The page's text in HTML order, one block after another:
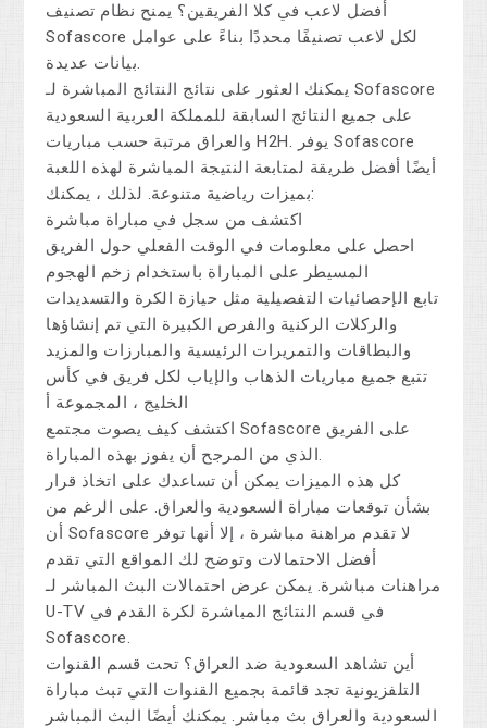
أفضل لاعب في كلا الفريقين؟ يمنح نظام تصنيف
Sofascore لكل لاعب تصنيفًا محددًا بناءً على عوامل
بيانات عديدة.
يمكنك العثور على نتائج النتائج المباشرة لـ Sofascore
على جميع النتائج السابقة للمملكة العربية السعودية
والعراق مرتبة حسب مباريات H2H. يوفر Sofascore
أيضًا أفضل طريقة لمتابعة النتيجة المباشرة لهذه اللعبة
بميزات رياضية متنوعة. لذلك ، يمكنك:
اكتشف من سجل في مباراة مباشرة
احصل على معلومات في الوقت الفعلي حول الفريق
المسيطر على المباراة باستخدام زخم الهجوم
تابع الإحصائيات التفصيلية مثل حيازة الكرة والتسديدات
والركلات الركنية والفرص الكبيرة التي تم إنشاؤها
والبطاقات والتمريرات الرئيسية والمبارزات والمزيد
تتبع جميع مباريات الذهاب والإياب لكل فريق في كأس
الخليج ، المجموعة أ
اكتشف كيف يصوت مجتمع Sofascore على الفريق
الذي من المرجح أن يفوز بهذه المباراة.
كل هذه الميزات يمكن أن تساعدك على اتخاذ قرار
بشأن توقعات مباراة السعودية والعراق. على الرغم من
أن Sofascore لا تقدم مراهنة مباشرة ، إلا أنها توفر
أفضل الاحتمالات وتوضح لك المواقع التي تقدم
مراهنات مباشرة. يمكن عرض احتمالات البث المباشر لـ
U-TV في قسم النتائج المباشرة لكرة القدم في
Sofascore.
أين تشاهد السعودية ضد العراق؟ تحت قسم القنوات
التلفزيونية تجد قائمة بجميع القنوات التي تبث مباراة
السعودية والعراق بث مباشر. يمكنك أيضًا البث المباشر